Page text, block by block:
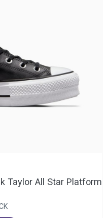
Taylor All Star Platform